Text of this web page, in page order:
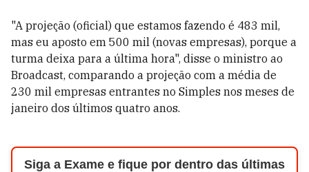
"A projeção (oficial) que estamos fazendo é 483 mil,
mas eu aposto em 500 mil (novas empresas), porque a
turma deixa para a última hora", disse o ministro ao
Broadcast, comparando a projeção com a média de
230 mil empresas entrantes no Simples nos meses de
janeiro dos últimos quatro anos.
Siga a Exame e fique por dentro das últimas